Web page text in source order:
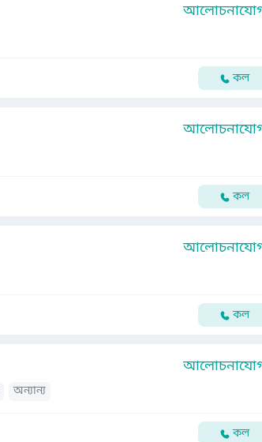
কল
কল
কল
অন্যান্য
কল